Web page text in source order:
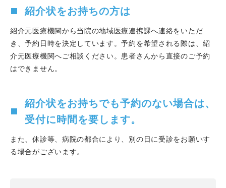
紹介状をお持ちの方は
紹介元医療機関から当院の地域医療連携課へ連絡をいただ
き、予約日時を決定しています。予約を希望される際は、紹
介元医療機関へご相談ください。患者さんから直接のご予約
はできません。
紹介状をお持ちでも予約のない場合は、
受付に時間を要します。
また、休診等、病院の都合により、別の日に受診をお願いす
る場合がございます。